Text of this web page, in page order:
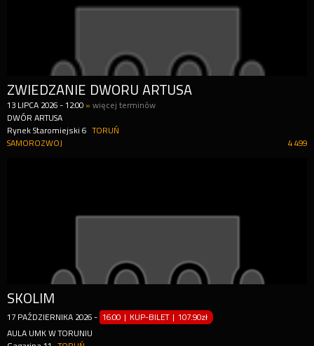
ZWIEDZANIE DWORU ARTUSA
13 LIPCA 2026 -12:00 »więcej terminów
DWÓR ARTUSA
Rynek Staromiejski 6
TORUŃ
4 499
SAMOROZWOJ
SKOLIM
17 PAŹDZIERNIKA 2026 - 16:00 | KUP-BILET |107.90zł
AULA UMK W TORUNIU